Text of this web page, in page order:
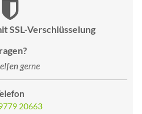
SSL-Verschlüsselung
gerne
20663